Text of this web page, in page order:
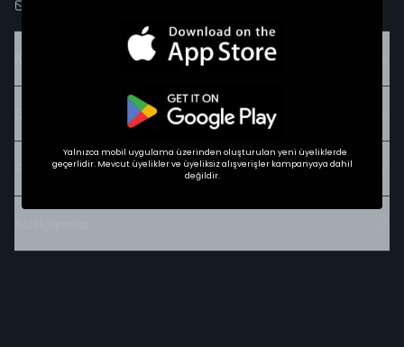
For You
Yalnızca mobil uygulama üzerinden oluşturulan yeni üyeliklerde
geçerlidir. Mevcut üyelikler ve üyeliksiz alışverişler kampanyaya dahil
değildir.